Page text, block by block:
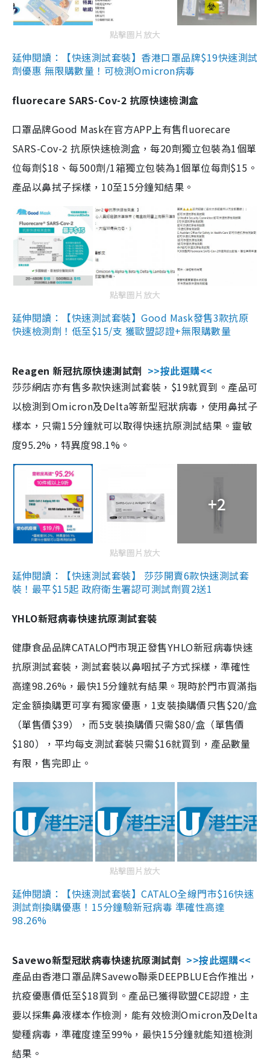
點擊圖片放大
延伸閱讀：【快速測試套裝】香港口罩品牌$19快速測試
劑優惠 無限購數量！可檢測Omicron病毒
fluorecare SARS-Cov-2 抗原快速檢測盒
口罩品牌Good Mask在官方APP上有售fluorecare
SARS-Cov-2 抗原快速檢測盒，每20劑獨立包裝為1個單
位每劑$18、每500劑/1箱獨立包裝為1個單位每劑$15。
產品以鼻拭子採樣，10至15分鐘知結果。
點擊圖片放大
延伸閱讀：【快速測試套裝】Good Mask發售3款抗原
快速檢測劑！低至$15/支 獲歐盟認證+無限購數量
Reagen 新冠抗原快速測試劑 >>按此選購<<
莎莎網店亦有售多款快速測試套裝，$19就買到。產品可
以檢測到Omicron及Delta等新型冠狀病毒，使用鼻拭子
樣本，只需15分鐘就可以取得快速抗原測試結果。靈敏
度95.2%，特異度98.1%。
+2
點擊圖片放大
延伸閱讀：【快速測試套裝】 莎莎開賣6款快速測試套
裝！最平$15起 政府衛生署認可測試劑買2送1
YHLO新冠病毒快速抗原測試套裝
健康食品品牌CATALO門市現正發售YHLO新冠病毒快速
抗原測試套裝，測試套裝以鼻咽拭子方式採樣，準確性
高達98.26%，最快15分鐘就有結果。現時於門市買滿指
定金額換購更可享有獨家優惠，1支裝換購價只售$20/盒
（單售價$39），而5支裝換購價只需$80/盒（單售價
$180），平均每支測試套裝只需$16就買到，產品數量
有限，售完即止。
點擊圖片放大
延伸閱讀：【快速測試套裝】CATALO全線門市$16快速
測試劑換購優惠！15分鐘驗新冠病毒 準確性高達
98.26%
Savewo新型冠狀病毒快速抗原測試劑 >>按此選購<<
產品由香港口罩品牌Savewo聯乘DEEPBLUE合作推出，
抗疫優惠價低至$18買到。產品已獲得歐盟CE認證，主
要以採集鼻液樣本作檢測，能有效檢測Omicron及Delta
變種病毒，準確度達至99%，最快15分鐘就能知道檢測
結果。